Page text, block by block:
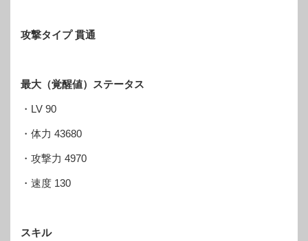
攻撃タイプ 貫通
最大（覚醒値）ステータス
・LV 90
・体力 43680
・攻撃力 4970
・速度 130
スキル